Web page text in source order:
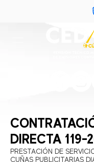
DIRECTA 119-
PRESTACIÓN DE
CUÑAS PUBLICITARIAS